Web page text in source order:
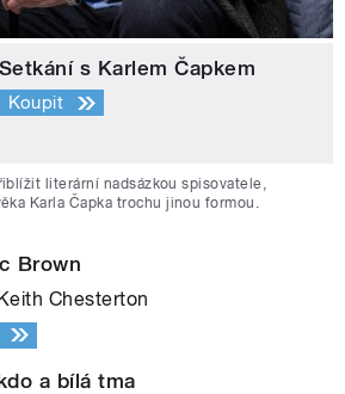
Setkání s Karlem Čapkem
Koupit
literární nadsázkou spisovatele,
Karla Čapka trochu jinou formou.
Brown
Chesterton
a bílá tma